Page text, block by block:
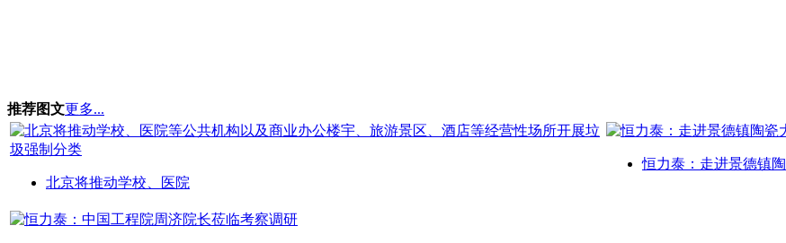
推荐图文更多...
北京将推动学校、医院
恒力泰：走进景德镇陶